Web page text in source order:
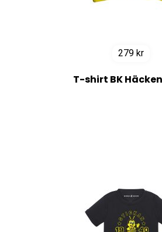
279 kr
T-shirt BK